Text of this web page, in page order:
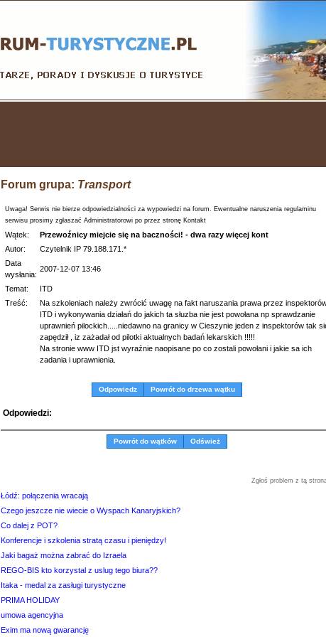
Forum grupa: Transport
Uwaga! Serwis nie bierze odpowiedzialności za wypowiedzi na forum. Ewentualne naruszenia regulaminu
serwisu prosimy zgłaszać Administratorowi po przez stronę Kontakt
Wątek:
Przewoźnicy miejcie się na baczności! - dwa razy więcej kont
Autor:
Czytelnik IP 79.188.171.*
Data
wysłania:
2007-12-07 13:46
Temat:
ITD
Treść:
Na szkoleniach należy zwrócić uwagę na fakt naruszania prawa przez
ITD i wykonywania działań do jakich ta słuzba nie jest powołana np sprawdzanie
uprawnień pilockich.....niedawno na granicy w Cieszynie jeden z inspektorów tak
zapędził , iz zażadał od pilotki aktualnych badań lekarskich !!!!!
Na stronie www ITD jst wyraźnie naopisane po co zostali powołani i jakie sa ich
zadania i uprawnienia.
Odpowiedz Powrót do drzewa wątku
Odpowiedzi:
Powrót do wątków Odśwież
Zgłoś problem z tą
Łódź: połączenia wracają
Czego jeszcze nie wiecie o Wyspach Kanaryjskich?
Co dalej z POT?
Konferencje i szkolenia stratą czasu i pieniędzy!
Jaki bagaż można zabrać do Izraela
REGO-BIS kto korzystal z uslug tego biura??
Itaka - medal za zasługi turystyczne
PRIMA HOLIDAY
umowa agencyjna
Exim ma nową gwarancję